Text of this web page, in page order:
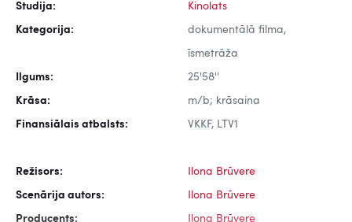
Studija: Kinolats
Kategorija: dokumentālā filma,
īsmetrāža
Ilgums: 25'58''
Krāsa: m/b; krāsaina
Finansiālais atbalsts: VKKF, LTV1
Režisors: Ilona Brūvere
Scenārija autors: Ilona Brūvere
Producents: Ilona Brūvere